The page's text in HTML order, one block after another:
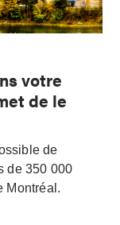
votre
de le
de
de 350 000
Montréal.